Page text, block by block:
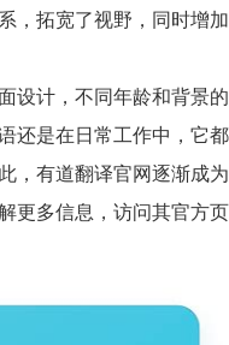
，拓宽了视野，同时增加
设计，不同年龄和背景的
还是在日常工作中，它都
，有道翻译官网逐渐成为
更多信息，访问其官方页